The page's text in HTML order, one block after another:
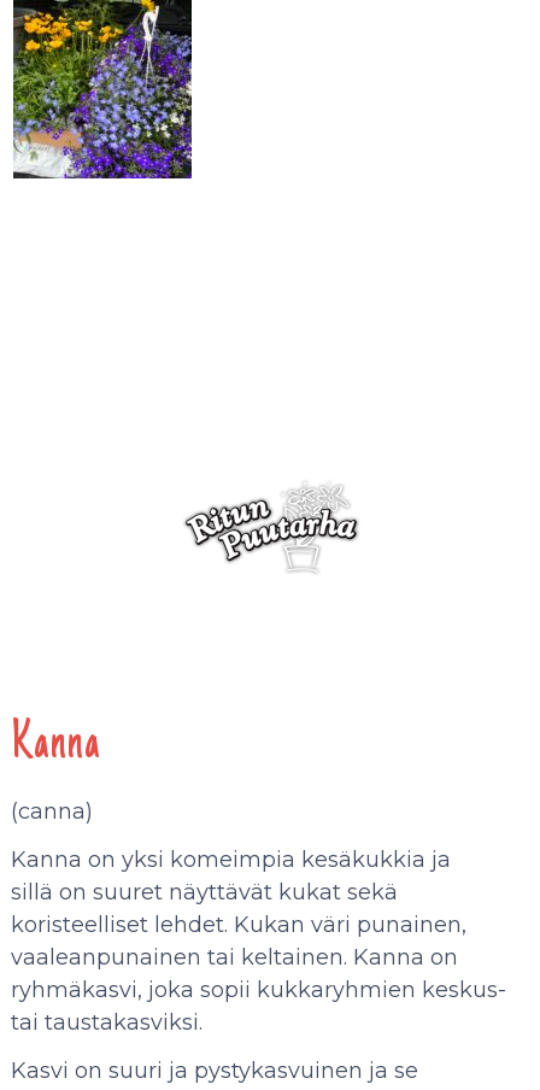
Kanna
(canna)
Kanna on yksi komeimpia kesäkukkia ja
sillä on suuret näyttävät kukat sekä
koristeelliset lehdet. Kukan väri punainen,
vaaleanpunainen tai keltainen. Kanna on
ryhmäkasvi, joka sopii kukkaryhmien keskus-
tai taustakasviksi.
Kasvi on suuri ja pystykasvuinen ja se